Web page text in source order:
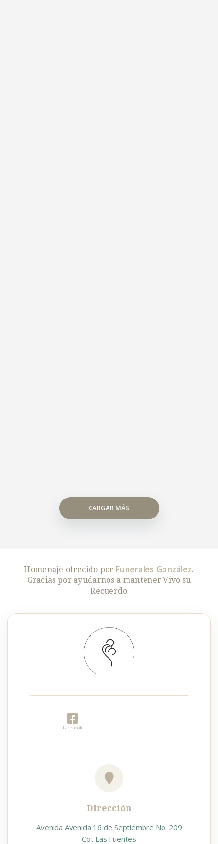
CARGAR MÁS
Homenaje ofrecido por Funerales González.
Gracias por ayudarnos a mantener Vivo su
Recuerdo
Facebook
Dirección
Avenida Avenida 16 de Septiembre No. 209
Col. Las Fuentes